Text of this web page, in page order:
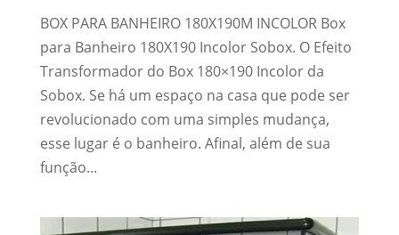
BOX PARA BANHEIRO 180X190M INCOLOR Box
para Banheiro 180X190 Incolor Sobox. O Efeito
Transformador do Box 180×190 Incolor da
Sobox. Se há um espaço na casa que pode ser
revolucionado com uma simples mudança,
esse lugar é o banheiro. Afinal, além de sua
função...